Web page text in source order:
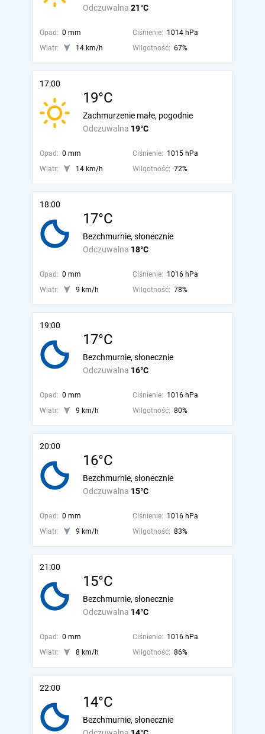
Odczuwalna 21°C
Opad: 0 mm Ciśnienie: 1014 hPa
Wiatr:
14 km/h Wilgotność: 67%
17:00
19°C
Odczuwalna 19°C
Zachmurzenie małe, pogodnie
Opad: 0 mm Ciśnienie: 1015 hPa
Wiatr:
14 km/h Wilgotność: 72%
18:00
17°C
Odczuwalna 18°C
Bezchmurnie, słonecznie
Opad: 0 mm Ciśnienie: 1016 hPa
Wiatr:
9 km/h Wilgotność: 78%
19:00
17°C
Odczuwalna 16°C
Bezchmurnie, słonecznie
Opad: 0 mm Ciśnienie: 1016 hPa
Wiatr:
9 km/h Wilgotność: 80%
20:00
16°C
Odczuwalna 15°C
Bezchmurnie, słonecznie
Opad: 0 mm Ciśnienie: 1016 hPa
Wiatr:
9 km/h Wilgotność: 83%
21:00
15°C
Odczuwalna 14°C
Bezchmurnie, słonecznie
Opad: 0 mm Ciśnienie: 1016 hPa
Wiatr:
8 km/h Wilgotność: 86%
22:00
14°C
Bezchmurnie, słonecznie